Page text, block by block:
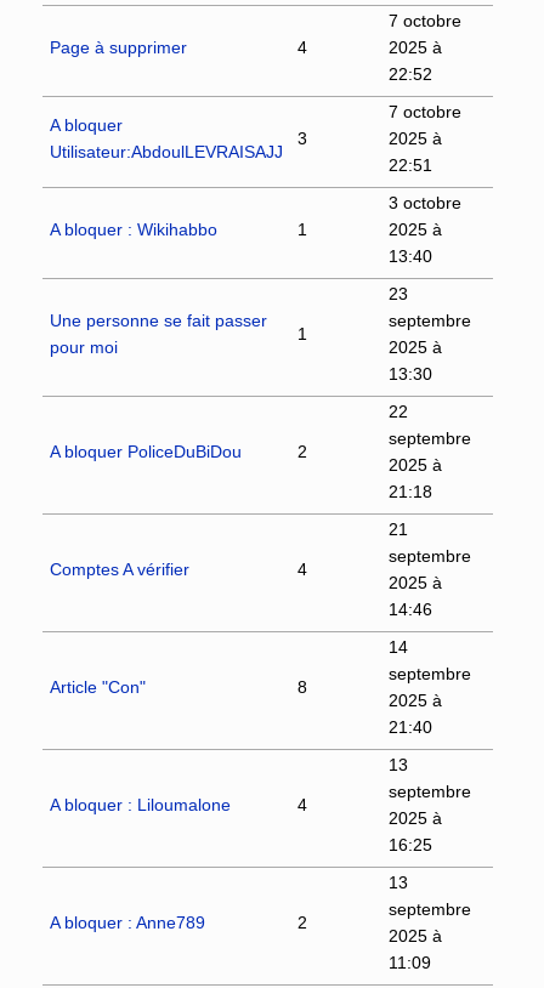
Page à supprimer 4
7 octobre
2025 à
22:52
A bloquer
Utilisateur:AbdoulLEVRAISAJJ
3
7 octobre
2025 à
22:51
A bloquer : Wikihabbo 1
3 octobre
2025 à
13:40
Une personne se fait passer
pour moi
1
23
septembre
2025 à
13:30
A bloquer PoliceDuBiDou 2
22
septembre
2025 à
21:18
Comptes A vérifier 4
21
septembre
2025 à
14:46
Article "Con" 8
14
septembre
2025 à
21:40
A bloquer : Liloumalone 4
13
septembre
2025 à
16:25
A bloquer : Anne789 2
13
septembre
2025 à
11:09